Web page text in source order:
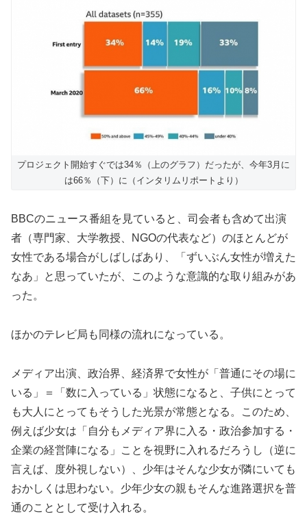
プロジェクト開始すぐでは34％（上のグラフ）だったが、今年3月に
は66％（下）に（インタリムリポートより）
BBCのニュース番組を見ていると、司会者も含めて出演
者（専門家、大学教授、NGOの代表など）のほとんどが
女性である場合がしばしばあり、「ずいぶん女性が増えた
なあ」と思っていたが、このような意識的な取り組みがあ
った。
ほかのテレビ局も同様の流れになっている。
メディア出演、政治界、経済界で女性が「普通にその場に
いる」＝「数に入っている」状態になると、子供にとって
も大人にとってもそうした光景が常態となる。このため、
例えば少女は「自分もメディア界に入る・政治参加する・
企業の経営陣になる」ことを視野に入れるだろうし（逆に
言えば、度外視しない）、少年はそんな少女が隣にいても
おかしくは思わない。少年少女の親もそんな進路選択を普
通のこととして受け入れる。